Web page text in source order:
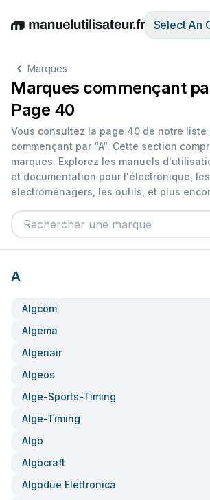
EnglishDeutschEspañolItaliano
Select An
Marques
Marques commençant
Page 40
Vous consultez la page 40 de notre liste
commençant par “A“. Cette section
marques. Explorez les manuels
et documentation pour l'électronique,
électroménagers, les outils, et plus
A
Algcom
Algema
Algenair
Algeos
Alge-Sports-Timing
Alge-Timing
Algo
Algocraft
Algodue Elettronica